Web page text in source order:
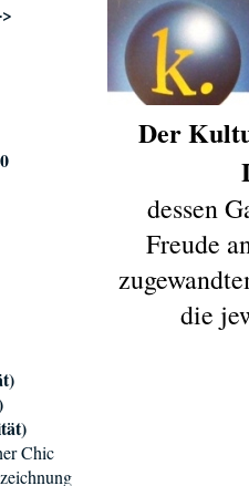
Der
dessen
Freude
die
Chic